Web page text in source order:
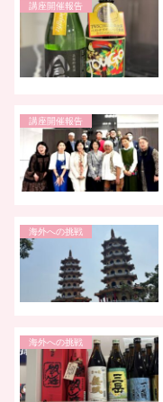
講座開催報告
講座開催報告
海外への挑戦
海外への挑戦